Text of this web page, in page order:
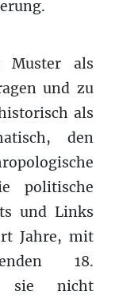
Muster als
und zu
als
den
politische
und Links
Jahre, mit
18.
sie nicht